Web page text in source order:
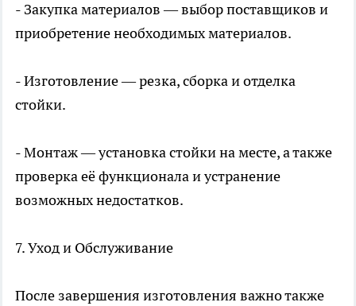
- Закупка материалов — выбор поставщиков и
приобретение необходимых материалов.
- Изготовление — резка, сборка и отделка
стойки.
- Монтаж — установка стойки на месте, а также
проверка её функционала и устранение
возможных недостатков.
7. Уход и Обслуживание
После завершения изготовления важно также